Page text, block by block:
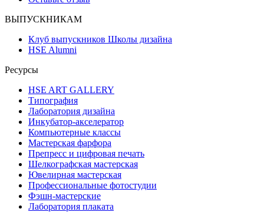
ВЫПУСКНИКАМ
Клуб выпускников Школы дизайна
HSE Alumni
Ресурсы
HSE ART GALLERY
Типография
Лаборатория дизайна
Инкубатор-акселератор
Компьютерные классы
Мастерская фарфора
Препресс и цифровая печать
Шелкографская мастерская
Ювелирная мастерская
Профессиональные фотостудии
Фэшн-мастерские
Лаборатория плаката